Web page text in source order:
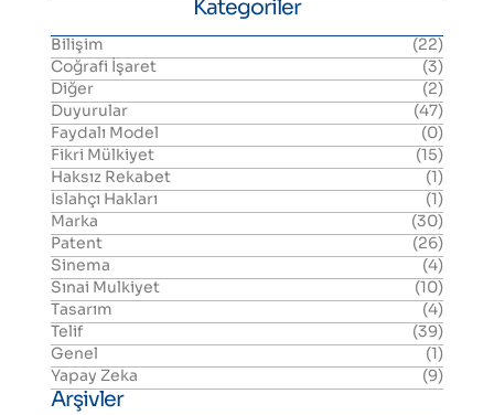
Kategoriler
Bilişim
(22)
Coğrafi İşaret
(3)
Diğer
(2)
Duyurular
(47)
Faydalı Model
(0)
Fikri Mülkiyet
(15)
Haksız Rekabet
(1)
Islahçı Hakları
(1)
Marka
(30)
Patent
(26)
Sinema
(4)
Sınai Mulkiyet
(10)
Tasarım
(4)
Telif
(39)
Genel
(1)
Yapay Zeka
(9)
Arşivler